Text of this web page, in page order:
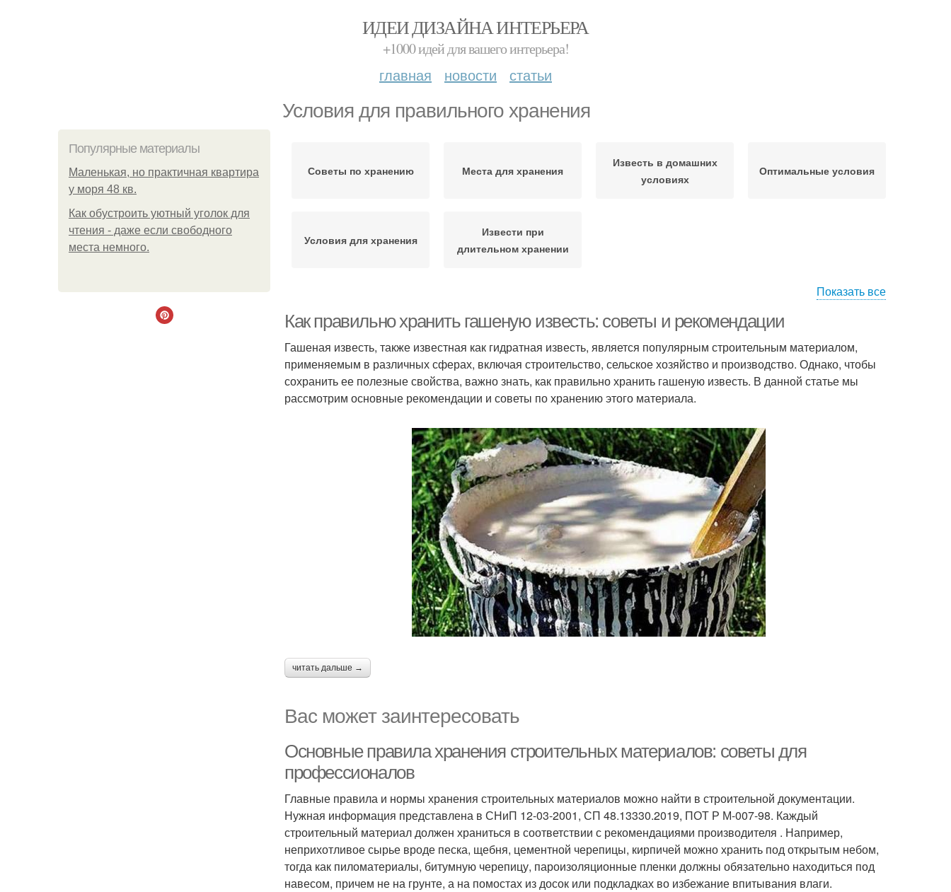
ИДЕИ ДИЗАЙНА ИНТЕРЬЕРА
+1000 идей для вашего интерьера!
главная новости статьи
Условия для правильного хранения
Популярные материалы
Маленькая, но практичная квартира
у моря 48 кв.
Как обустроить уютный уголок для
чтения - даже если свободного
места немного.
Советы по хранению Места для хранения
Известь в домашних
условиях
Оптимальные условия
Условия для хранения
Извести при
длительном хранении
Показать все
Как правильно хранить гашеную известь: советы и рекомендации
Гашеная известь, также известная как гидратная известь, является популярным строительным материалом,
применяемым в различных сферах, включая строительство, сельское хозяйство и производство. Однако, чтобы
сохранить ее полезные свойства, важно знать, как правильно хранить гашеную известь. В данной статье мы
рассмотрим основные рекомендации и советы по хранению этого материала.
читать дальше →
Вас может заинтересовать
Основные правила хранения строительных материалов: советы для
профессионалов
Главные правила и нормы хранения строительных материалов можно найти в строительной документации.
Нужная информация представлена в СНиП 12-03-2001, СП 48.13330.2019, ПОТ Р М-007-98. Каждый
строительный материал должен храниться в соответствии с рекомендациями производителя . Например,
неприхотливое сырье вроде песка, щебня, цементной черепицы, кирпичей можно хранить под открытым небом,
тогда как пиломатериалы, битумную черепицу, пароизоляционные пленки должны обязательно находиться под
навесом, причем не на грунте, а на помостах из досок или подкладках во избежание впитывания влаги.